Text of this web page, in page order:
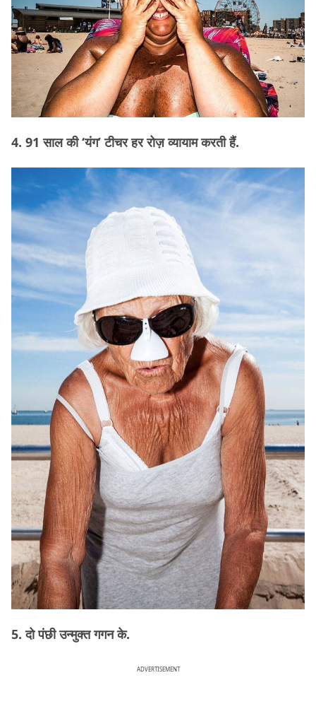
4. 91 साल की ‘यंग’ टीचर हर रोज़ व्यायाम करती हैं.
5. दो पंछी उन्मुक्त गगन के.
ADVERTISEMENT